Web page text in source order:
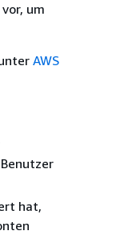
um
AWS
hat,